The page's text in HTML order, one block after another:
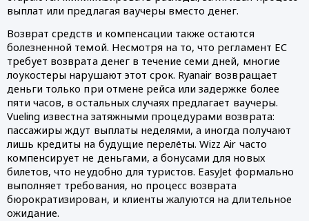
выплат или предлагая ваучеры вместо денег.
Возврат средств и компенсации также остаются
болезненной темой. Несмотря на то, что регламент ЕС
требует возврата денег в течение семи дней, многие
лоукостеры нарушают этот срок. Ryanair возвращает
деньги только при отмене рейса или задержке более
пяти часов, в остальных случаях предлагает ваучеры.
Vueling известна затяжными процедурами возврата:
пассажиры ждут выплаты неделями, а иногда получают
лишь кредиты на будущие перелёты. Wizz Air часто
компенсирует не деньгами, а бонусами для новых
билетов, что неудобно для туристов. EasyJet формально
выполняет требования, но процесс возврата
бюрократизирован, и клиенты жалуются на длительное
ожидание.